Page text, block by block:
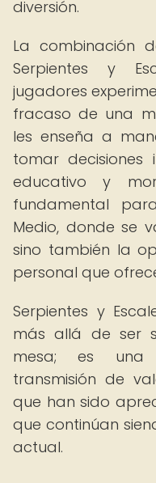
diversión.
La combinación
Serpientes y
jugadores
fracaso de una
les enseña a
tomar decisiones
educativo y
fundamental
Medio, donde se
sino también la
personal que
Serpientes y
más allá de ser
mesa; es una
transmisión de
que han sido
que continúan
actual.